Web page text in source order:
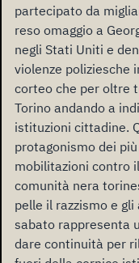
partecipato da
reso omaggio a
negli Stati Uniti e
violenze poliziesche
corteo che per oltre
Torino andando a
istituzioni cittadine.
protagonismo dei
mobilitazioni contro
comunità nera
pelle il razzismo e
sabato rappresenta
dare continuità per